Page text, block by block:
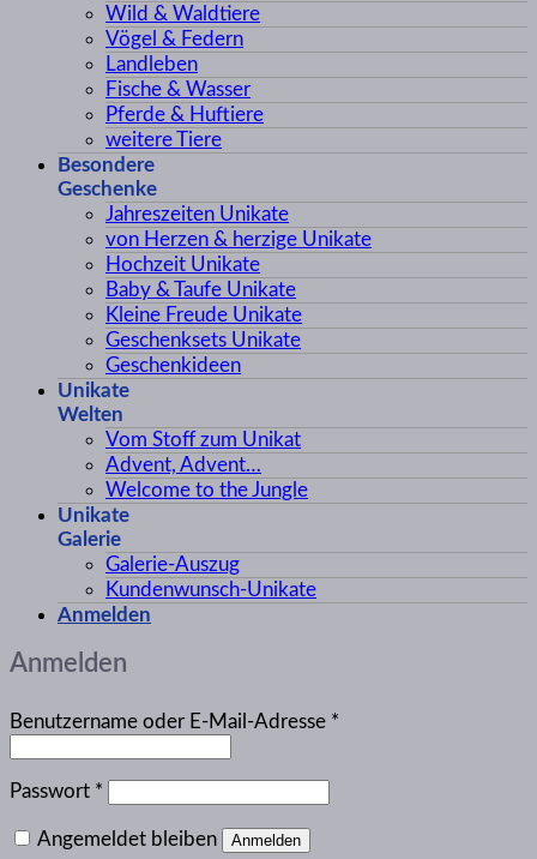
Wild & Waldtiere
Vögel & Federn
Landleben
Fische & Wasser
Pferde & Huftiere
weitere Tiere
Besondere
Geschenke
Jahreszeiten Unikate
von Herzen & herzige Unikate
Hochzeit Unikate
Baby & Taufe Unikate
Kleine Freude Unikate
Geschenksets Unikate
Geschenkideen
Unikate
Welten
Vom Stoff zum Unikat
Advent, Advent…
Welcome to the Jungle
Unikate
Galerie
Galerie-Auszug
Kundenwunsch-Unikate
Anmelden
Anmelden
Benutzername oder E-Mail-Adresse *
Passwort *
Angemeldet bleiben Anmelden